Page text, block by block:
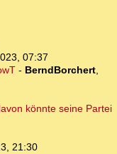
07:37
- BerndBorchert,
könnte seine Partei
21:30